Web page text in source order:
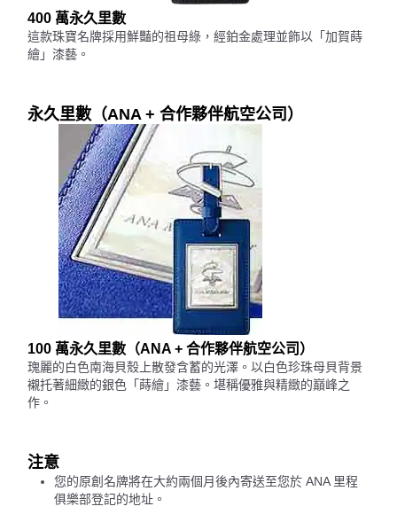
400 萬永久里數
這款珠寶名牌採用鮮豔的祖母綠，經鉑金處理並飾以「加賀蒔
繪」漆藝。
永久里數（ANA + 合作夥伴航空公司）
100 萬永久里數（ANA + 合作夥伴航空公司）
瑰麗的白色南海貝殼上散發含蓄的光澤。以白色珍珠母貝背景
襯托著細緻的銀色「蒔繪」漆藝。堪稱優雅與精緻的巔峰之
作。
注意
您的原創名牌將在大約兩個月後內寄送至您於 ANA 里程
俱樂部登記的地址。